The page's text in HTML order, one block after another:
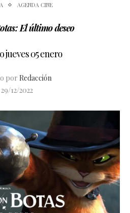
AGENDA CINE
El último deseo
jueves 05 enero
por Redacción
29/12/2022